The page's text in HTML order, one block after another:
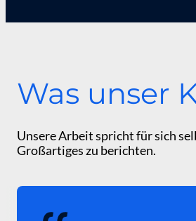
Was unser
Unsere Arbeit spricht für sich
Großartiges zu berichten.